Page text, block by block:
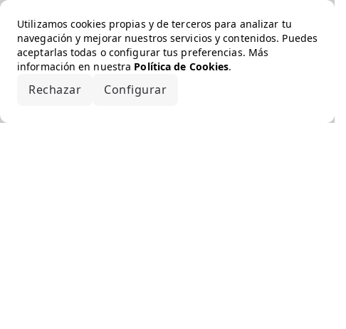
Utilizamos cookies propias y de terceros para analizar tu
navegación y mejorar nuestros servicios y contenidos. Puedes
aceptarlas todas o configurar tus preferencias. Más
información en nuestra Política de Cookies.
Rechazar Configurar